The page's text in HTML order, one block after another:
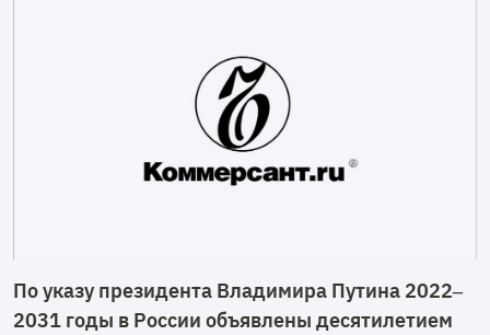
По указу президента Владимира Путина 2022–
2031 годы в России объявлены десятилетием